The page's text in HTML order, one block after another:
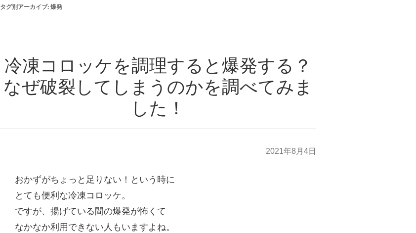
タグ別アーカイブ:爆発
冷凍コロッケを調理すると爆発する？
なぜ破裂してしまうのかを調べてみま
した！
2021年8月4日
おかずがちょっと足りない！という時に
とても便利な冷凍コロッケ。
ですが、揚げている間の爆発が怖くて
なかなか利用できない人もいますよね。